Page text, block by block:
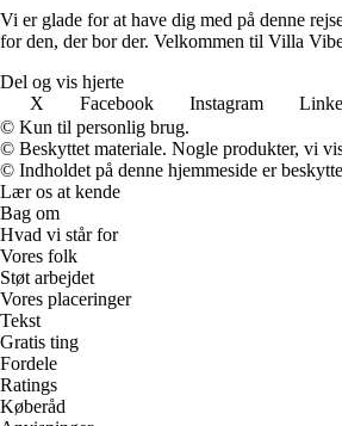
Vi er glade for at have dig med på denne
for den, der bor der. Velkommen til Villa
Del og vis hjerte
X
Facebook Instagram
© Kun til personlig brug.
© Beskyttet materiale. Nogle produkter, vi
© Indholdet på denne hjemmeside er
Lær os at kende
Bag om
Hvad vi står for
Vores folk
Støt arbejdet
Vores placeringer
Tekst
Gratis ting
Fordele
Ratings
Køberåd